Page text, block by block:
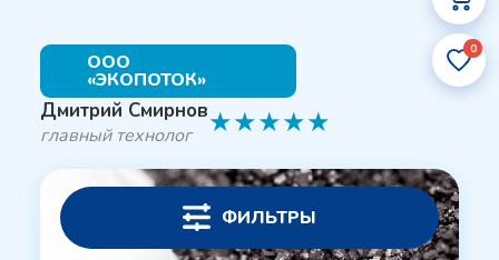
0
ФИЛЬТРЫ
ООО
«ЭКОПОТОК»
Дмитрий Смирнов
главный технолог ★★★★★